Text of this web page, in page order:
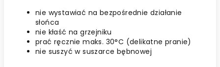
nie wystawiać na bezpośrednie działanie
słońca
nie kłaść na grzejniku
prać ręcznie maks. 30°C (delikatne pranie)
nie suszyć w suszarce bębnowej